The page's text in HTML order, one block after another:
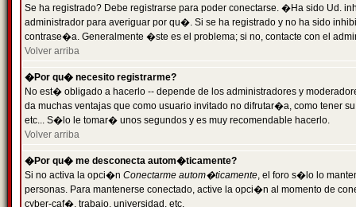
Se ha registrado? Debe registrarse para poder conectarse. �Ha sido Ud.
administrador para averiguar por qu�. Si se ha registrado y no ha sido
contrase�a. Generalmente �ste es el problema; si no, contacte con el
Volver arriba
�Por qu� necesito registrarme?
No est� obligado a hacerlo -- depende de los administradores y
da muchas ventajas que como usuario invitado no difrutar�a, como tener
etc... S�lo le tomar� unos segundos y es muy recomendable hacerlo.
Volver arriba
�Por qu� me desconecta autom�ticamente?
Si no activa la opci�n Conectarme autom�ticamente, el foro s�lo lo
personas. Para mantenerse conectado, active la opci�n al momento de
cyber-caf�, trabajo, universidad, etc.